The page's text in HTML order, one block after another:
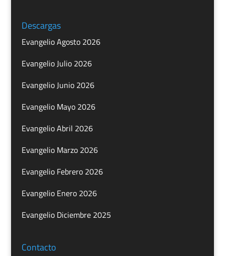
Descargas
Evangelio Agosto 2026
Evangelio Julio 2026
Evangelio Junio 2026
Evangelio Mayo 2026
Evangelio Abril 2026
Evangelio Marzo 2026
Evangelio Febrero 2026
Evangelio Enero 2026
Evangelio Diciembre 2025
Contacto